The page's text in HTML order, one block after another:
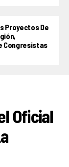
Proyectos De
Congresistas
Oficial